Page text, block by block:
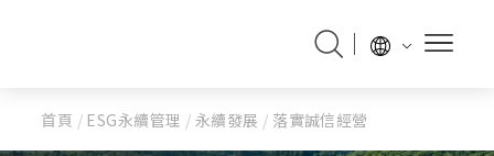
首頁 /ESG永續管理 / 永續發展 / 落實誠信經營